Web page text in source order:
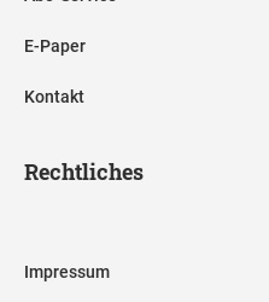
E-Paper
Kontakt
Rechtliches
Impressum